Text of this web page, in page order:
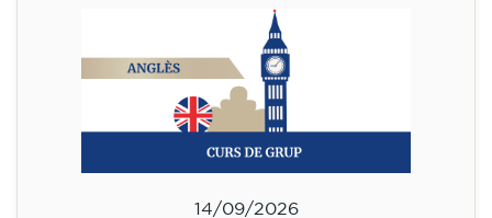
(+ matériel 51 €, paiement unique)
✔️ À partir du 1ᵉʳ août 2026 : inscription +
matériel inclus 95 € (paiement unique)
Places limitées !